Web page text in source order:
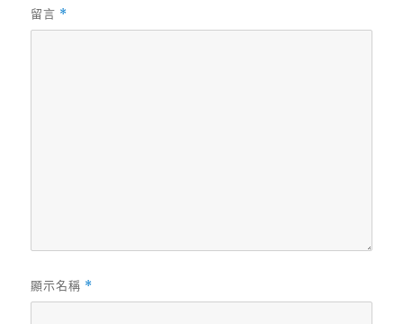
留言 *
顯示名稱 *